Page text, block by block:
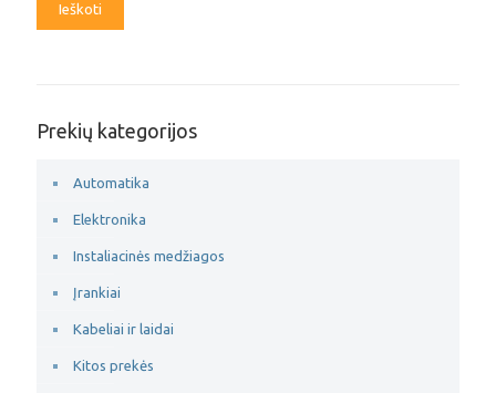
Ieškoti
Prekių kategorijos
Automatika
Elektronika
Instaliacinės medžiagos
Įrankiai
Kabeliai ir laidai
Kitos prekės